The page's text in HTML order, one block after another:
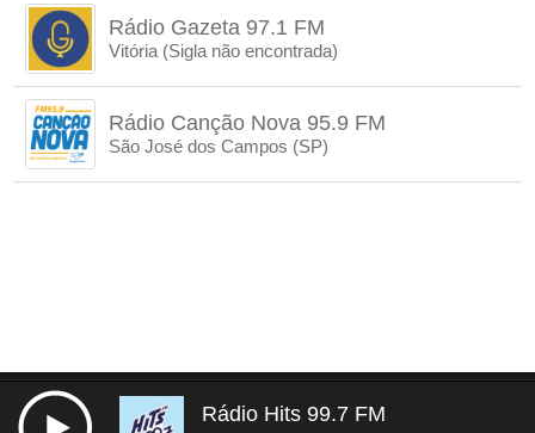
Rádio Gazeta 97.1 FM
Vitória (Sigla não encontrada)
Rádio Canção Nova 95.9 FM
São José dos Campos (SP)
Rádio Hits 99.7 FM
Termos de uso e privacidade